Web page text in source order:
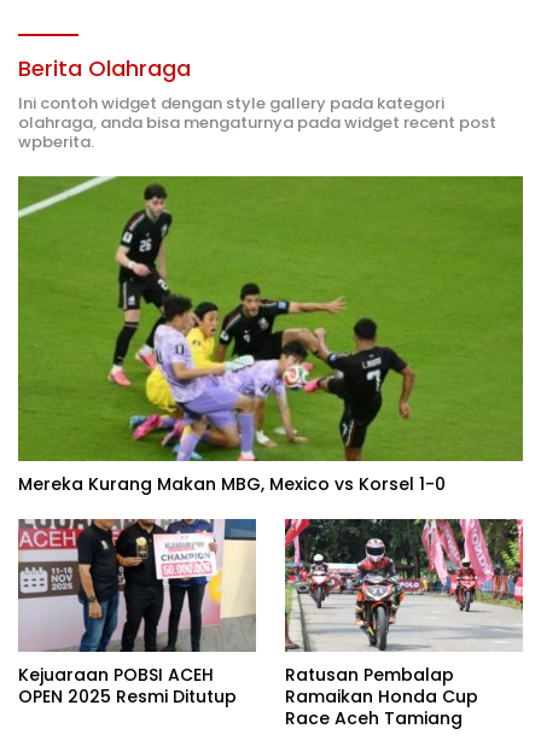
Berita Olahraga
Ini contoh widget dengan style gallery pada kategori
olahraga, anda bisa mengaturnya pada widget recent post
wpberita.
Mereka Kurang Makan MBG, Mexico vs Korsel 1-0
Kejuaraan POBSI ACEH
OPEN 2025 Resmi Ditutup
Ratusan Pembalap
Ramaikan Honda Cup
Race Aceh Tamiang